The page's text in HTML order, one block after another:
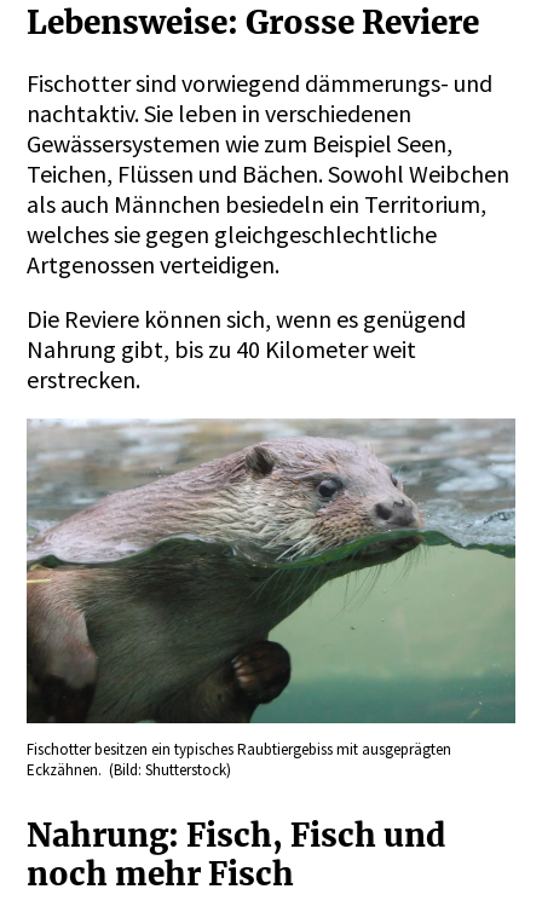
Lebensweise: Grosse Reviere
Fischotter sind vorwiegend dämmerungs- und
nachtaktiv. Sie leben in verschiedenen
Gewässersystemen wie zum Beispiel Seen,
Teichen, Flüssen und Bächen. Sowohl Weibchen
als auch Männchen besiedeln ein Territorium,
welches sie gegen gleichgeschlechtliche
Artgenossen verteidigen.
Die Reviere können sich, wenn es genügend
Nahrung gibt, bis zu 40 Kilometer weit
erstrecken.
Fischotter besitzen ein typisches Raubtiergebiss mit ausgeprägten
Eckzähnen. (Bild: Shutterstock)
Nahrung: Fisch, Fisch und
noch mehr Fisch